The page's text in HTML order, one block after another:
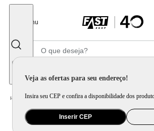
Menu
Veja as ofertas para seu endereço!
Insira seu CEP e confira a disponibilidade dos
Inserir CEP
Home Eletrodomésticos / Cooktop